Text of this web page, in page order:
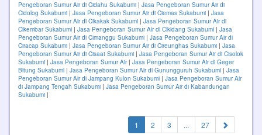
Pengeboran Sumur Air di Cidahu Sukabumi | Jasa Pengeboran Sumur Air di
Cidolog Sukabumi | Jasa Pengeboran Sumur Air di Ciemas Sukabumi | Jasa
Pengeboran Sumur Air di Cikakak Sukabumi | Jasa Pengeboran Sumur Air di
Cikembar Sukabumi | Jasa Pengeboran Sumur Air di Cikidang Sukabumi | Jasa
Pengeboran Sumur Air di Cimanggu Sukabumi | Jasa Pengeboran Sumur Air di
Ciracap Sukabumi | Jasa Pengeboran Sumur Air di Cireunghas Sukabumi | Jasa
Pengeboran Sumur Air di Cisaat Sukabumi | Jasa Pengeboran Sumur Air di Cisolok
Sukabumi | Jasa Pengeboran Sumur Air| Jasa Pengeboran Sumur Air di Geger
Bitung Sukabumi | Jasa Pengeboran Sumur Air di Gunungguruh Sukabumi | Jasa
Pengeboran Sumur Air di Jampang Kulon Sukabumi | Jasa Pengeboran Sumur Air
di Jampang Tengah Sukabumi | Jasa Pengeboran Sumur Air di Kabandungan
Sukabumi |
1 (current)
2 3 ... 27